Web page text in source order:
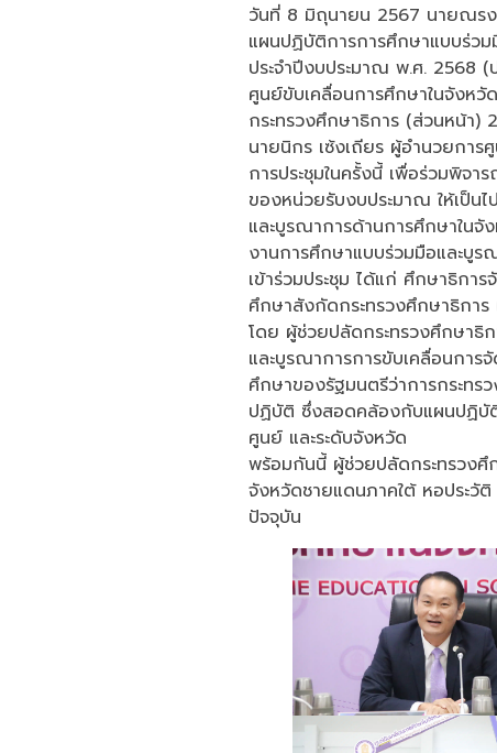
วันที่ 8 มิถุนายน 2567 นายณรง
แผนปฏิบัติการการศึกษาแบบร่ว
ประจำปีงบประมาณ พ.ศ. 2568
ศูนย์ขับเคลื่อนการศึกษาในจังห
กระทรวงศึกษาธิการ (ส่วนหน้า
นายนิกร เซ้งเถียร ผู้อำนวยกา
การประชุมในครั้งนี้ เพื่อร่วมพิจ
ของหน่วยรับงบประมาณ ให้เป็น
และบูรณาการด้านการศึกษาในจั
งานการศึกษาแบบร่วมมือและบู
เข้าร่วมประชุม ได้แก่ ศึกษาธิกา
ศึกษาสังกัดกระทรวงศึกษาธิกา
โดย ผู้ช่วยปลัดกระทรวงศึกษาธิ
และบูรณาการการขับเคลื่อนกา
ศึกษาของรัฐมนตรีว่าการกระทร
ปฏิบัติ ซึ่งสอดคล้องกับแผนปฏิบัติ
ศูนย์ และระดับจังหวัด
พร้อมกันนี้ ผู้ช่วยปลัดกระทรวงศึ
จังหวัดชายแดนภาคใต้ หอประวั
ปัจจุบัน